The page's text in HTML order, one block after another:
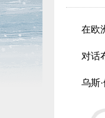
在欧
对话
乌斯